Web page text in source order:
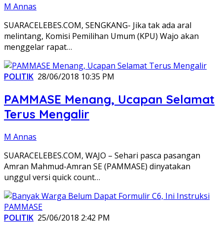
M Annas
SUARACELEBES.COM, SENGKANG- Jika tak ada aral
melintang, Komisi Pemilihan Umum (KPU) Wajo akan
menggelar rapat…
POLITIK 28/06/2018 10:35 PM
PAMMASE Menang, Ucapan Selamat
Terus Mengalir
M Annas
SUARACELEBES.COM, WAJO – Sehari pasca pasangan
Amran Mahmud-Amran SE (PAMMASE) dinyatakan
unggul versi quick count…
POLITIK 25/06/2018 2:42 PM